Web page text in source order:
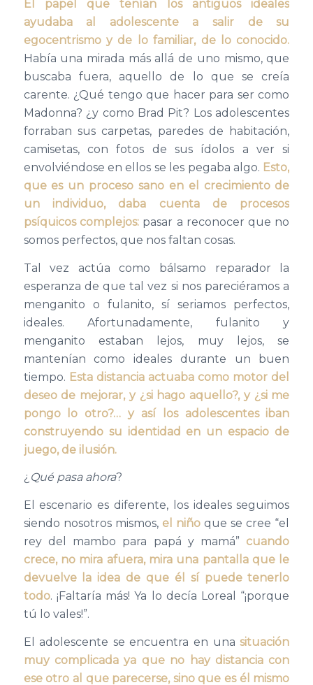
El papel que tenían los antiguos ideales
ayudaba al adolescente a salir de su
egocentrismo y de lo familiar, de lo conocido.
Había una mirada más allá de uno mismo, que
buscaba fuera, aquello de lo que se creía
carente. ¿Qué tengo que hacer para ser como
Madonna? ¿y como Brad Pit? Los adolescentes
forraban sus carpetas, paredes de habitación,
camisetas, con fotos de sus ídolos a ver si
envolviéndose en ellos se les pegaba algo. Esto,
que es un proceso sano en el crecimiento de
un individuo, daba cuenta de procesos
psíquicos complejos:pasar a reconocer que no
somos perfectos, que nos faltan cosas.
Tal vez actúa como bálsamo reparador la
esperanza de que tal vez si nos pareciéramos a
menganito o fulanito, sí seriamos perfectos,
ideales. Afortunadamente, fulanito y
menganito estaban lejos, muy lejos, se
mantenían como ideales durante un buen
tiempo. Esta distancia actuaba como motor del
deseo de mejorar, y ¿si hago aquello?, y ¿si me
pongo lo otro?… y así los adolescentes iban
construyendo su identidad en un espacio de
juego, de ilusión.
¿ Qué pasa ahora?
El escenario es diferente, los ideales seguimos
siendo nosotros mismos, el niño que se cree “el
rey del mambo para papá y mamá” cuando
crece, no mira afuera, mira una pantalla que le
devuelve la idea de que él sí puede tenerlo
todo. ¡Faltaría más! Ya lo decía Loreal “¡porque
tú lo vales!”.
El adolescente se encuentra en unasituación
muy complicada ya que no hay distancia con
ese otro al que parecerse, sino que es él mismo